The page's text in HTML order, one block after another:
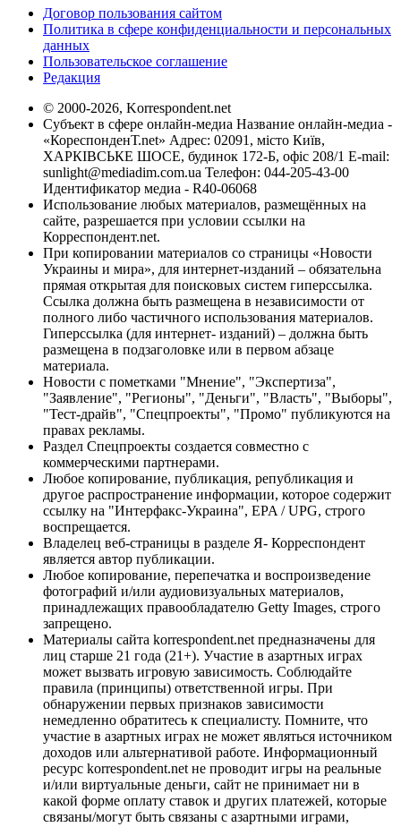
Договор пользования сайтом
Политика в сфере конфиденциальности и персональных
данных
Пользовательское соглашение
Редакция
© 2000-2026, Korrespondent.net
Субъект в сфере онлайн-медиа Название онлайн-медиа -
«КореспонденТ.net» Адрес: 02091, місто Київ,
ХАРКІВСЬКЕ ШОСЕ, будинок 172-Б, офіс 208/1 E-mail:
sunlight@mediadim.com.ua Телефон: 044-205-43-00
Идентификатор медиа - R40-06068
Использование любых материалов, размещённых на
сайте, разрешается при условии ссылки на
Корреспондент.net.
При копировании материалов со страницы «Новости
Украины и мира», для интернет-изданий – обязательна
прямая открытая для поисковых систем гиперссылка.
Ссылка должна быть размещена в независимости от
полного либо частичного использования материалов.
Гиперссылка (для интернет- изданий) – должна быть
размещена в подзаголовке или в первом абзаце
материала.
Новости с пометками "Мнение", "Экспертиза",
"Заявление", "Регионы", "Деньги", "Власть", "Выборы",
"Тест-драйв", "Спецпроекты", "Промо" публикуются на
правах рекламы.
Раздел Спецпроекты создается совместно с
коммерческими партнерами.
Любое копирование, публикация, републикация и
другое распространение информации, которое содержит
ссылку на "Интерфакс-Украина", EPA / UPG, строго
воспрещается.
Владелец веб-страницы в разделе Я- Корреспондент
является автор публикации.
Любое копирование, перепечатка и воспроизведение
фотографий и/или аудиовизуальных материалов,
принадлежащих правообладателю Getty Images, строго
запрещено.
Материалы сайта korrespondent.net предназначены для
лиц старше 21 года (21+). Участие в азартных играх
может вызвать игровую зависимость. Соблюдайте
правила (принципы) ответственной игры. При
обнаружении первых признаков зависимости
немедленно обратитесь к специалисту. Помните, что
участие в азартных играх не может являться источником
доходов или альтернативой работе. Информационный
ресурс korrespondent.net не проводит игры на реальные
и/или виртуальные деньги, сайт не принимает ни в
какой форме оплату ставок и других платежей, которые
связаны/могут быть связаны с азартными играми,